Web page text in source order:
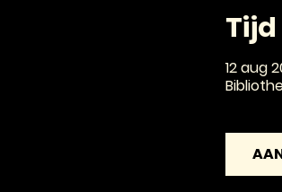
12 aug